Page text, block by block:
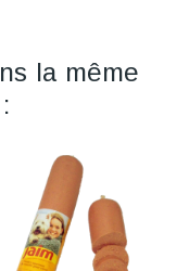
la même